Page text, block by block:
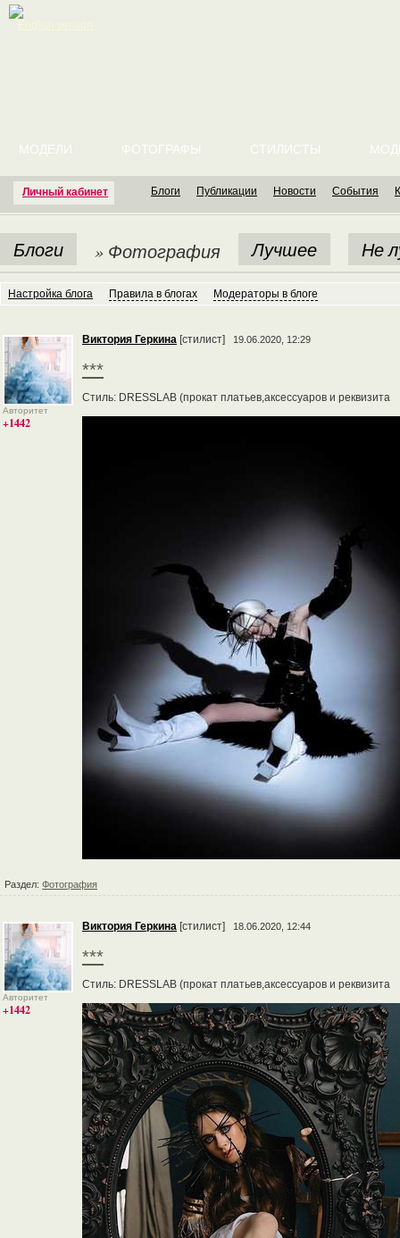
Личный кабинет
МОДЕЛИ ФОТОГРАФЫ СТИЛИСТЫ
Блоги Публикации Новости События
Блоги » Фотография Лучшее Не
Настройка блога Правила в блогах Модераторы в блоге
Авторитет
+1442
Виктория Геркина [стилист] 19.06.2020, 12:29
***
Стиль: DRESSLAB (прокат платьев,аксессуаров и реквизита
Раздел: Фотография
Авторитет
+1442
Виктория Геркина [стилист] 18.06.2020, 12:44
***
Стиль: DRESSLAB (прокат платьев,аксессуаров и реквизита